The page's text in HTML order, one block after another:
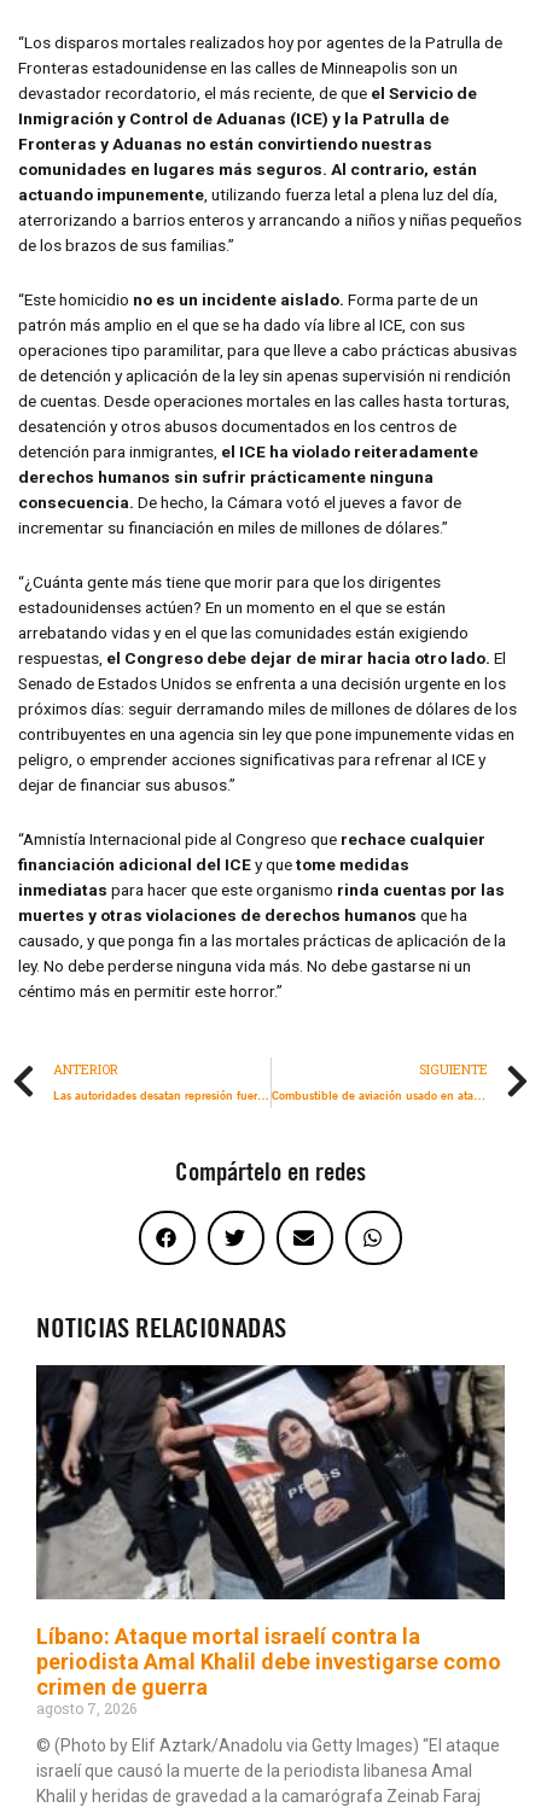
“Los disparos mortales realizados hoy por agentes de la Patrulla de
Fronteras estadounidense en las calles de Minneapolis son un
devastador recordatorio, el más reciente, de que el Servicio de
Inmigración y Control de Aduanas (ICE) y la Patrulla de
Fronteras y Aduanas no están convirtiendo nuestras
comunidades en lugares más seguros. Al contrario, están
actuando impunemente, utilizando fuerza letal a plena luz del día,
aterrorizando a barrios enteros y arrancando a niños y niñas pequeños
de los brazos de sus familias.”
“Este homicidio no es un incidente aislado. Forma parte de un
patrón más amplio en el que se ha dado vía libre al ICE, con sus
operaciones tipo paramilitar, para que lleve a cabo prácticas abusivas
de detención y aplicación de la ley sin apenas supervisión ni rendición
de cuentas. Desde operaciones mortales en las calles hasta torturas,
desatención y otros abusos documentados en los centros de
detención para inmigrantes, el ICE ha violado reiteradamente
derechos humanos sin sufrir prácticamente ninguna
consecuencia. De hecho, la Cámara votó el jueves a favor de
incrementar su financiación en miles de millones de dólares.”
“¿Cuánta gente más tiene que morir para que los dirigentes
estadounidenses actúen? En un momento en el que se están
arrebatando vidas y en el que las comunidades están exigiendo
respuestas, el Congreso debe dejar de mirar hacia otro lado. El
Senado de Estados Unidos se enfrenta a una decisión urgente en los
próximos días: seguir derramando miles de millones de dólares de los
contribuyentes en una agencia sin ley que pone impunemente vidas en
peligro, o emprender acciones significativas para refrenar al ICE y
dejar de financiar sus abusos.”
“Amnistía Internacional pide al Congreso que rechace cualquier
financiación adicional del ICEy quetome medidas
inmediatas para hacer que este organismo rinda cuentas por las
muertes y otras violaciones de derechos humanos que ha
causado, y que ponga fin a las mortales prácticas de aplicación de la
ley. No debe perderse ninguna vida más. No debe gastarse ni un
céntimo más en permitir este horror.”
ANTERIOR
Las autoridades desatan represión fuertemente militarizada para ocultar masacres de protestas
SIGUIENTE
Combustible de aviación usado en ataques aéreos mortales entra en “barcos fantasma” presuntamente vinculados con Irán
Compártelo en redes
NOTICIAS RELACIONADAS
Líbano: Ataque mortal israelí contra la
periodista Amal Khalil debe investigarse como
crimen de guerra
agosto 7, 2026
© (Photo by Elif Aztark/Anadolu via Getty Images) “El ataque
israelí que causó la muerte de la periodista libanesa Amal
Khalil y heridas de gravedad a la camarógrafa Zeinab Faraj